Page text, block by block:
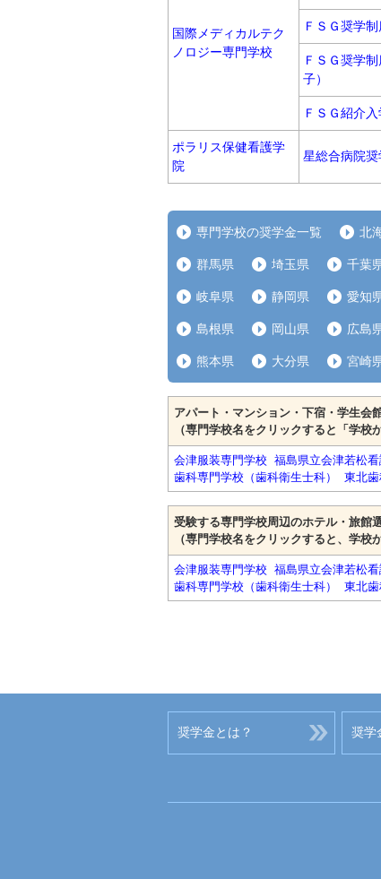
国際メディカルテク
ノロジー専門学校
ＦＳＧ奨学制
ＦＳＧ奨学
子）
ＦＳＧ紹介
ポラリス保健看護学
院
星総合病院奨
専門学校の奨学金一覧 北
群馬県 埼玉県 千葉
岐阜県 静岡県 愛知
島根県 岡山県 広島
熊本県 大分県 宮崎
アパート・マンション・下宿・学生会
（専門学校名をクリックすると「学
会津服装専門学校 福島県立会津若松
歯科専門学校（歯科衛生士科）
東北歯
受験する専門学校周辺のホテル・旅館選
（専門学校名をクリックすると、学
会津服装専門学校 福島県立会津若松
歯科専門学校（歯科衛生士科）
東北歯
奨学金とは？ 奨学